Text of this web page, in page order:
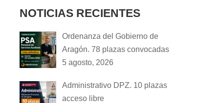
NOTICIAS RECIENTES
Ordenanza del Gobierno de
Aragón. 78 plazas convocadas
5 agosto, 2026
Administrativo DPZ. 10 plazas
acceso libre